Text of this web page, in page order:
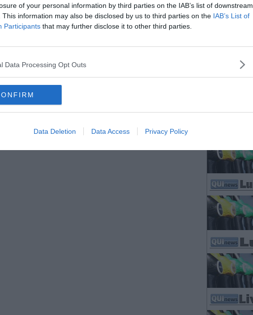
of your personal information by third parties on the IAB’s list of downstream
This information may also be disclosed by us to third parties on the IAB’s List of
Participants that may further disclose it to other third parties.
Data Processing Opt Outs
Data Deletion Data Access Privacy Policy